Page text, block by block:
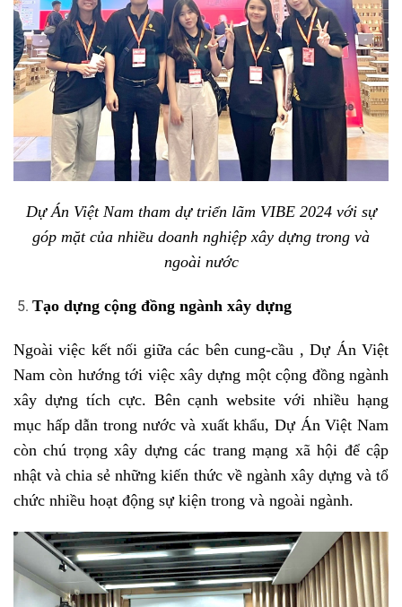
Dự Án Việt Nam tham dự triển lãm VIBE 2024 với sự
góp mặt của nhiều doanh nghiệp xây dựng trong và
ngoài nước
Tạo dựng cộng đồng ngành xây dựng
Ngoài việc kết nối giữa các bên cung-cầu , Dự Án Việt
Nam còn hướng tới việc xây dựng một cộng đồng ngành
xây dựng tích cực. Bên cạnh website với nhiều hạng
mục hấp dẫn trong nước và xuất khẩu, Dự Án Việt Nam
còn chú trọng xây dựng các trang mạng xã hội để cập
nhật và chia sẻ những kiến thức về ngành xây dựng và tổ
chức nhiều hoạt động sự kiện trong và ngoài ngành.